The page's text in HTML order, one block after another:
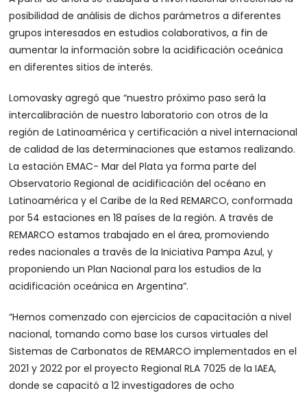
posibilidad de análisis de dichos parámetros a diferentes
grupos interesados en estudios colaborativos, a fin de
aumentar la información sobre la acidificación oceánica
en diferentes sitios de interés.
Lomovasky agregó que “nuestro próximo paso será la
intercalibración de nuestro laboratorio con otros de la
región de Latinoamérica y certificación a nivel internacional
de calidad de las determinaciones que estamos realizando.
La estación EMAC- Mar del Plata ya forma parte del
Observatorio Regional de acidificación del océano en
Latinoamérica y el Caribe de la Red REMARCO, conformada
por 54 estaciones en 18 países de la región. A través de
REMARCO estamos trabajado en el área, promoviendo
redes nacionales a través de la Iniciativa Pampa Azul, y
proponiendo un Plan Nacional para los estudios de la
acidificación oceánica en Argentina”.
“Hemos comenzado con ejercicios de capacitación a nivel
nacional, tomando como base los cursos virtuales del
Sistemas de Carbonatos de REMARCO implementados en el
2021 y 2022 por el proyecto Regional RLA 7025 de la IAEA,
donde se capacitó a 12 investigadores de ocho